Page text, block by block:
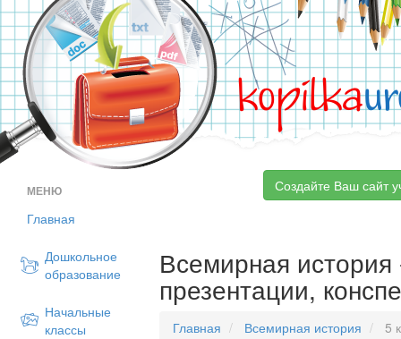
kopilka
МЕНЮ
Главная
Дошкольное
образование
Начальные
классы
Создайте Ваш сайт
Всемирная история
презентации,
Главная Всемирная история 5